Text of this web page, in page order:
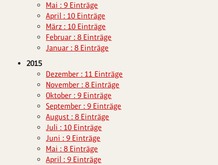
Mai : 9 Einträge
April : 10 Einträge
März : 10 Einträge
Februar : 8 Einträge
Januar : 8 Einträge
2015
Dezember : 11 Einträge
November : 8 Einträge
Oktober : 9 Einträge
September : 9 Einträge
August : 8 Einträge
Juli : 10 Einträge
Juni : 9 Einträge
Mai : 8 Einträge
April : 9 Einträge